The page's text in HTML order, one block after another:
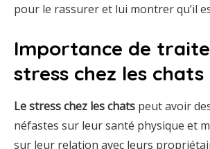
pour le rassurer et lui montrer qu’il
Importance de
stress chez les chats
Le stress chez les chats peut avoir
néfastes sur leur santé physique et
sur leur relation avec leurs